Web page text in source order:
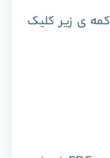
ی زیر کلیک